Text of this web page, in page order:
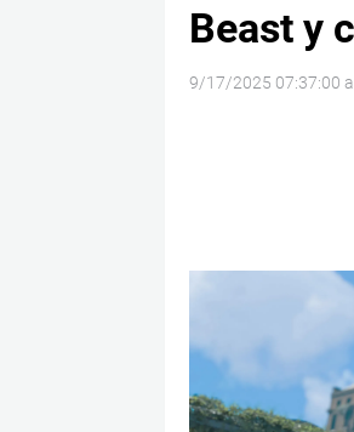
Beast y
9/17/2025 07:37:00